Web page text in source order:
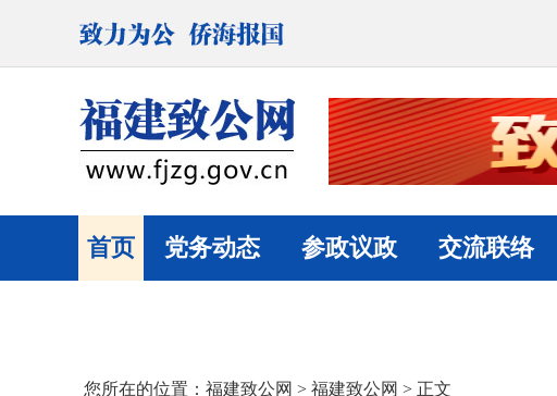
首页 党务动态 参政议政 交流联络
您所在的位置： 福建致公网 > 福建致公网 > 正文